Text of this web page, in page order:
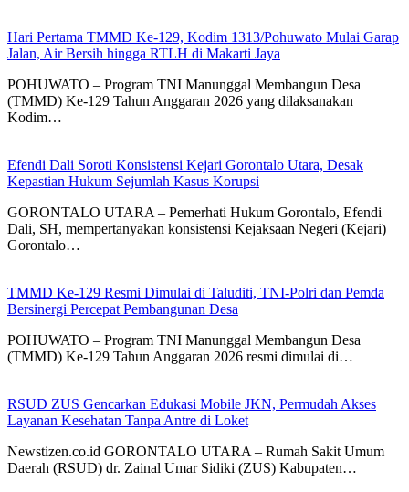
Hari Pertama TMMD Ke-129, Kodim 1313/Pohuwato Mulai Garap
Jalan, Air Bersih hingga RTLH di Makarti Jaya
POHUWATO – Program TNI Manunggal Membangun Desa
(TMMD) Ke-129 Tahun Anggaran 2026 yang dilaksanakan
Kodim…
Efendi Dali Soroti Konsistensi Kejari Gorontalo Utara, Desak
Kepastian Hukum Sejumlah Kasus Korupsi
GORONTALO UTARA – Pemerhati Hukum Gorontalo, Efendi
Dali, SH, mempertanyakan konsistensi Kejaksaan Negeri (Kejari)
Gorontalo…
TMMD Ke-129 Resmi Dimulai di Taluditi, TNI-Polri dan Pemda
Bersinergi Percepat Pembangunan Desa
POHUWATO – Program TNI Manunggal Membangun Desa
(TMMD) Ke-129 Tahun Anggaran 2026 resmi dimulai di…
RSUD ZUS Gencarkan Edukasi Mobile JKN, Permudah Akses
Layanan Kesehatan Tanpa Antre di Loket
Newstizen.co.id GORONTALO UTARA – Rumah Sakit Umum
Daerah (RSUD) dr. Zainal Umar Sidiki (ZUS) Kabupaten…